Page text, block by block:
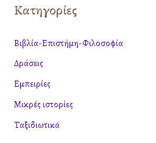
ή
η
σ
η
γ
ι
Κατηγορίες
Βιβλία-Επιστήμη-Φιλοσοφία
Δράσεις
Εμπειρίες
Μικρές ιστορίες
Ταξιδιωτικά